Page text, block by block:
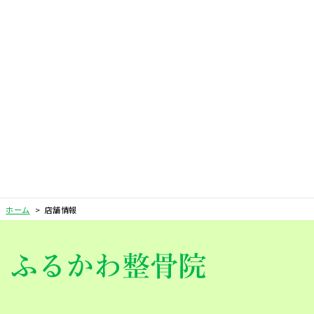
ホーム > 店舗情報